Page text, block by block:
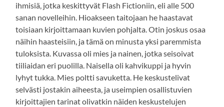
ihmisiä, jotka keskittyvät Flash Fictioniin, eli alle 500
sanan novelleihin. Hioakseen taitojaan he haastavat
toisiaan kirjoittamaan kuvien pohjalta. Otin joskus osaa
näihin haasteisiin, ja tämä on minusta yksi paremmista
tuloksista. Kuvassa oli mies ja nainen, jotka seisoivat
tiiliaidan eri puolilla. Naisella oli kahvikuppi ja hyvin
lyhyt tukka. Mies poltti savuketta. He keskustelivat
selvästi jostakin aiheesta, ja useimpien osallistuvien
kirjoittajien tarinat olivatkin näiden keskustelujen